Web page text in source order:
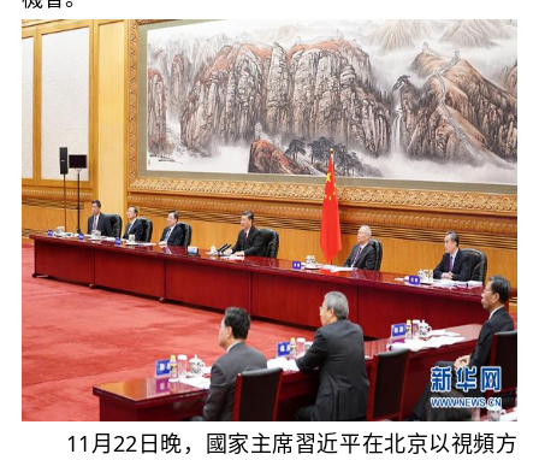
11月22日晚，國家主席習近平在北京以視頻方